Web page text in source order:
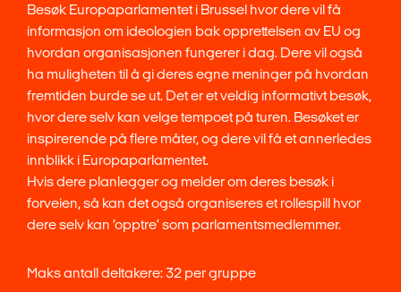
Besøk Europaparlamentet i Brussel hvor dere vil få
informasjon om ideologien bak opprettelsen av EU og
hvordan organisasjonen fungerer i dag. Dere vil også
ha muligheten til å gi deres egne meninger på hvordan
fremtiden burde se ut. Det er et veldig informativt besøk,
hvor dere selv kan velge tempoet på turen. Besøket er
inspirerende på flere måter, og dere vil få et annerledes
innblikk i Europaparlamentet.
Hvis dere planlegger og melder om deres besøk i
forveien, så kan det også organiseres et rollespill hvor
dere selv kan ‘opptre’ som parlamentsmedlemmer.
Maks antall deltakere: 32 per gruppe